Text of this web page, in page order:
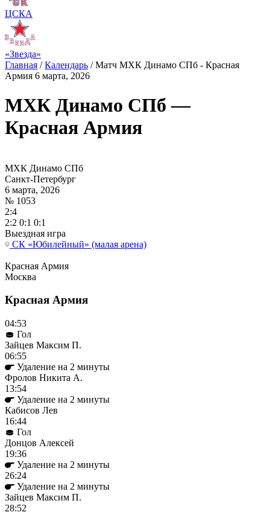
ЦСКА
«Звезда»
Главная /Календарь /Матч МХК Динамо СПб - Красная
Армия 6 марта, 2026
МХК Динамо СПб —
Красная Армия
МХК Динамо СПб
Санкт-Петербург
6 марта, 2026
№ 1053
2:4
2:2 0:1 0:1
Выездная игра
СК «Юбилейный» (малая арена)
Красная Армия
Москва
Красная Армия
04:53
Гол
Зайцев Максим П.
06:55
Удаление на 2 минуты
Фролов Никита А.
13:54
Удаление на 2 минуты
Кабисов Лев
16:44
Гол
Донцов Алексей
19:36
Удаление на 2 минуты
26:24
Удаление на 2 минуты
Зайцев Максим П.
28:52